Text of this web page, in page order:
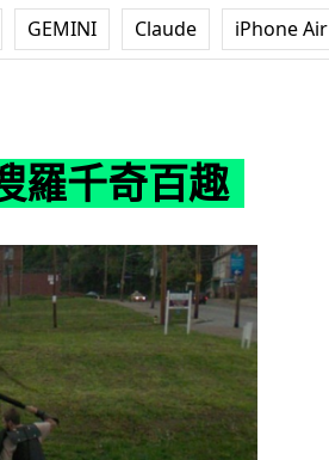
GEMINI Claude iPhone Air
羅千奇百趣